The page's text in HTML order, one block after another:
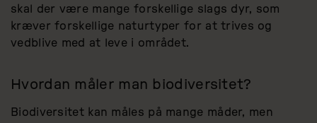
skal der være mange forskellige slags dyr, som
kræver forskellige naturtyper for at trives og
vedblive med at leve i området.
Hvordan måler man biodiversitet?
Biodiversitet kan måles på mange måder, men